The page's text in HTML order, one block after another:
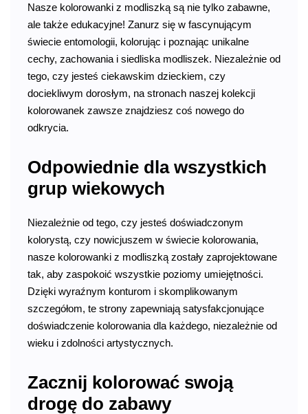
Nasze kolorowanki z modliszką są nie tylko zabawne,
ale także edukacyjne! Zanurz się w fascynującym
świecie entomologii, kolorując i poznając unikalne
cechy, zachowania i siedliska modliszek. Niezależnie od
tego, czy jesteś ciekawskim dzieckiem, czy
dociekliwym dorosłym, na stronach naszej kolekcji
kolorowanek zawsze znajdziesz coś nowego do
odkrycia.
Odpowiednie dla wszystkich
grup wiekowych
Niezależnie od tego, czy jesteś doświadczonym
kolorystą, czy nowicjuszem w świecie kolorowania,
nasze kolorowanki z modliszką zostały zaprojektowane
tak, aby zaspokoić wszystkie poziomy umiejętności.
Dzięki wyraźnym konturom i skomplikowanym
szczegółom, te strony zapewniają satysfakcjonujące
doświadczenie kolorowania dla każdego, niezależnie od
wieku i zdolności artystycznych.
Zacznij kolorować swoją
drogę do zabawy